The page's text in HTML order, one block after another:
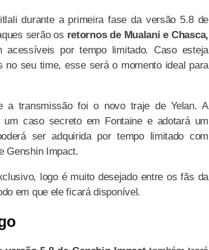
durante a primeira fase da versão 5.8 de
serão os retornos de Mualani e Chasca,
acessíveis por tempo limitado. Caso esteja
no seu time, esse será o momento ideal para
a transmissão foi o novo traje de Yelan. A
caso secreto em Fontaine e adotará um
ser adquirida por tempo limitado com
Genshin Impact.
logo é muito desejado entre os fãs da
em que ele ficará disponível.